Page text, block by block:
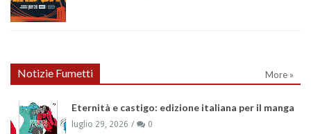
Notizie Fumetti More »
Eternità e castigo: edizione italiana per il manga
luglio 29, 2026 0